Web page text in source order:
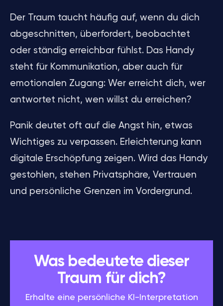
Der Traum taucht häufig auf, wenn du dich
abgeschnitten, überfordert, beobachtet
oder ständig erreichbar fühlst. Das Handy
steht für Kommunikation, aber auch für
emotionalen Zugang: Wer erreicht dich, wer
antwortet nicht, wen willst du erreichen?
Panik deutet oft auf die Angst hin, etwas
Wichtiges zu verpassen. Erleichterung kann
digitale Erschöpfung zeigen. Wird das Handy
gestohlen, stehen Privatsphäre, Vertrauen
und persönliche Grenzen im Vordergrund.
Was bedeutete dieser
Traum für dich?
Erhalte eine persönliche KI-Interpretation